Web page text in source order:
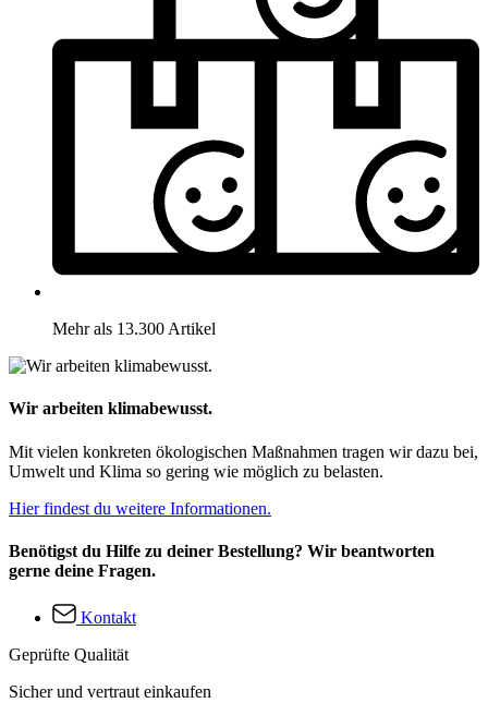
Mehr als 13.300 Artikel
Wir arbeiten klimabewusst.
Mit vielen konkreten ökologischen Maßnahmen tragen wir dazu bei,
Umwelt und Klima so gering wie möglich zu belasten.
Hier findest du weitere Informationen.
Benötigst du Hilfe zu deiner Bestellung? Wir beantworten
gerne deine Fragen.
Kontakt
Geprüfte Qualität
Sicher und vertraut einkaufen